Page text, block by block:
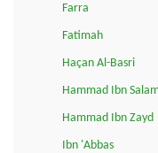
Farra
Fatimah
Haçan Al-Basri
Hammad Ibn
Hammad Ibn Zayd
Ibn 'Abbas